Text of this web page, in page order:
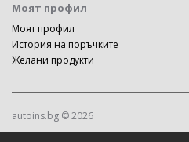
Моят профил
Моят профил
История на поръчките
Желани продукти
autoins.bg © 2026